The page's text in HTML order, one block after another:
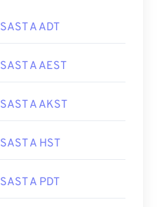
SAST A ADT
SAST A AEST
SAST A AKST
SAST A HST
SAST A PDT